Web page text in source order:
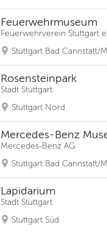
Feuerwehrmuseum
Feuerwehrverein Stuttgart
Stuttgart Bad Cannstatt/
Rosensteinpark
Stadt Stuttgart
Stuttgart Nord
Mercedes-Benz
Mercedes-Benz AG
Stuttgart Bad Cannstatt/
Lapidarium
Stadt Stuttgart
Stuttgart Süd